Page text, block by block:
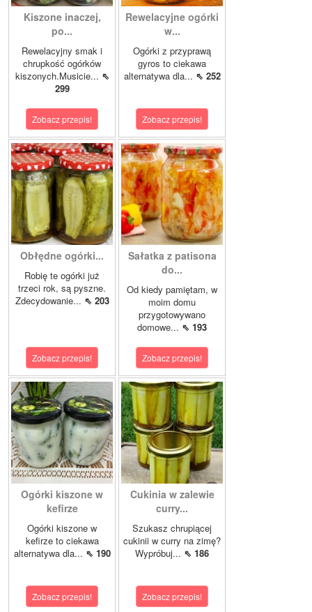
Kiszone inaczej,
po...
Rewelacyjny smak i
chrupkość ogórków
kiszonych.Musicie... ⇖
299
Zobacz przepis!
Rewelacyjne ogórki
w...
Ogórki z przyprawą
gyros to ciekawa
alternatywa dla... ⇖ 252
Zobacz przepis!
Obłędne ogórki...
Robię te ogórki już
trzeci rok, są pyszne.
Zdecydowanie... ⇖ 203
Zobacz przepis!
Sałatka z patisona
do...
Od kiedy pamiętam, w
moim domu
przygotowywano
domowe... ⇖ 193
Zobacz przepis!
Ogórki kiszone w
kefirze
Ogórki kiszone w
kefirze to ciekawa
alternatywa dla... ⇖ 190
Zobacz przepis!
Cukinia w zalewie
curry...
Szukasz chrupiącej
cukinii w curry na zimę?
Wypróbuj... ⇖ 186
Zobacz przepis!